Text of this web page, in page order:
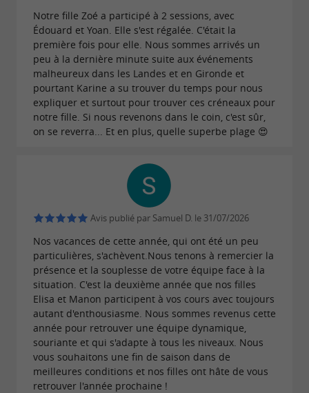
Notre fille Zoé a participé à 2 sessions, avec
Édouard et Yoan. Elle s'est régalée. C'était la
première fois pour elle. Nous sommes arrivés un
peu à la dernière minute suite aux événements
malheureux dans les Landes et en Gironde et
pourtant Karine a su trouver du temps pour nous
expliquer et surtout pour trouver ces créneaux pour
notre fille. Si nous revenons dans le coin, c'est sûr,
on se reverra... Et en plus, quelle superbe plage 😍
Avis publié par Samuel D. le 31/07/2026
Nos vacances de cette année, qui ont été un peu
particulières, s'achèvent.Nous tenons à remercier la
présence et la souplesse de votre équipe face à la
situation. C'est la deuxième année que nos filles
Elisa et Manon participent à vos cours avec toujours
autant d'enthousiasme. Nous sommes revenus cette
année pour retrouver une équipe dynamique,
souriante et qui s'adapte à tous les niveaux. Nous
vous souhaitons une fin de saison dans de
meilleures conditions et nos filles ont hâte de vous
retrouver l'année prochaine !